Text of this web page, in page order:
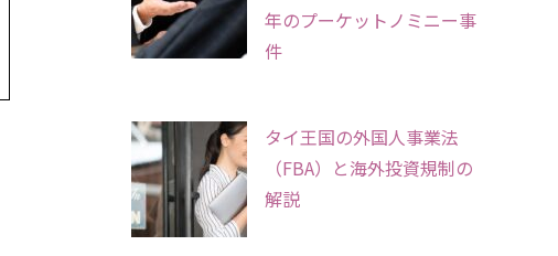
年のプーケットノミニー事
件
タイ王国の外国人事業法
（FBA）と海外投資規制の
解説